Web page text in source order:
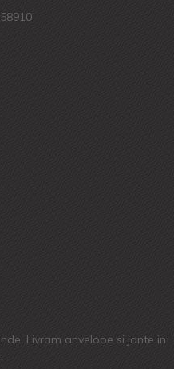
Livram anvelope si jante in